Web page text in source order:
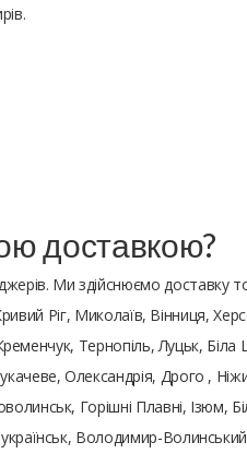
доставкою?
Ми здійснюємо доставку
Ріг, Миколаїв, Вінниця,
Тернопіль, Луцьк, Біла
Олександрія, Дрого ,
Горішні Плавні, Ізюм,
Володимир-